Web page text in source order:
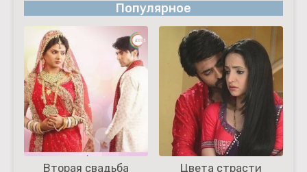
Популярное
Вторая свадьба Цвета страсти